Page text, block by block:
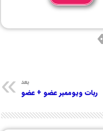
بعد
ربات ویوممبر عضو + عضو